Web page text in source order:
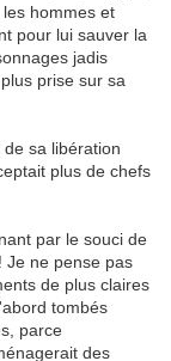
hommes et
pour lui sauver la
jadis
prise sur sa
sa libération
plus de chefs
par le souci de
Je ne pense pas
de plus claires
tombés
parce
des